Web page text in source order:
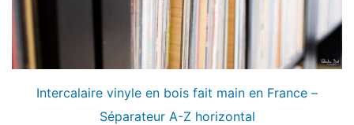
Intercalaire vinyle en bois fait main en France –
Séparateur A-Z horizontal